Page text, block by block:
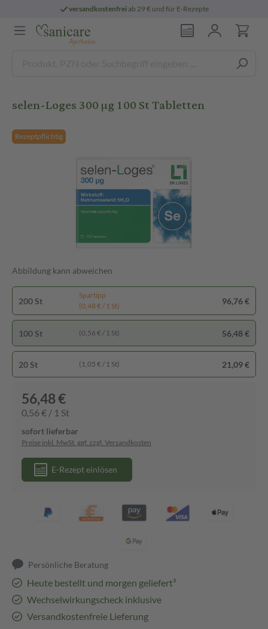
versandkostenfreiab 29 € und für E-Rezepte
selen-Loges 300 µg 100 St Tabletten
Rezeptpflichtig
Abbildung kann abweichen
200 St
Spartipp
(0,48 € / 1 St)
96,76 €
100 St (0,56 € / 1 St) 56,48 €
20 St (1,05 € / 1 St) 21,09 €
56,48 €
0,56 € / 1 St
sofort lieferbar
Preise inkl. MwSt. ggf. zzgl. Versandkosten
E-Rezept einlösen
Persönliche Beratung
Heute bestellt und morgen geliefert³
Wechselwirkungscheck inklusive
Versandkostenfreie Lieferung